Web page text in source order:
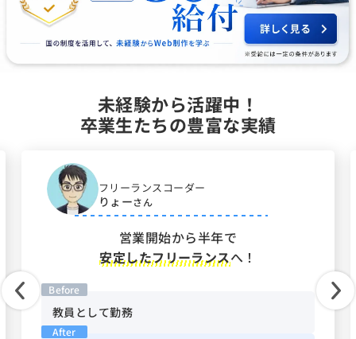
未経験から活躍中！
卒業生たちの豊富な実績
フリーランス コーダー
りょーさん
営業開始から半年で
安定したフリーランスへ！
Before
教員として勤務
After